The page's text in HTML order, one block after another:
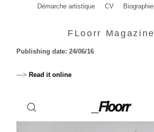
Démarche artistique
CV Biographie
FLoorr Magazine
Publishing date: 24/06/16
—> Read it online